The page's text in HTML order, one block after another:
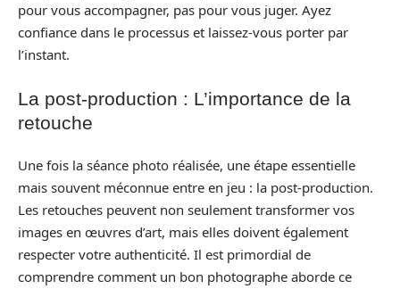
pour vous accompagner, pas pour vous juger. Ayez
confiance dans le processus et laissez-vous porter par
l’instant.
La post-production : L’importance de la
retouche
Une fois la séance photo réalisée, une étape essentielle
mais souvent méconnue entre en jeu : la post-production.
Les retouches peuvent non seulement transformer vos
images en œuvres d’art, mais elles doivent également
respecter votre authenticité. Il est primordial de
comprendre comment un bon photographe aborde ce